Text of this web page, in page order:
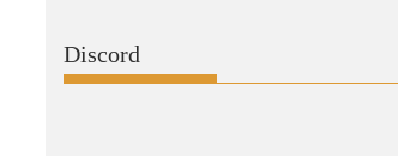
Discord